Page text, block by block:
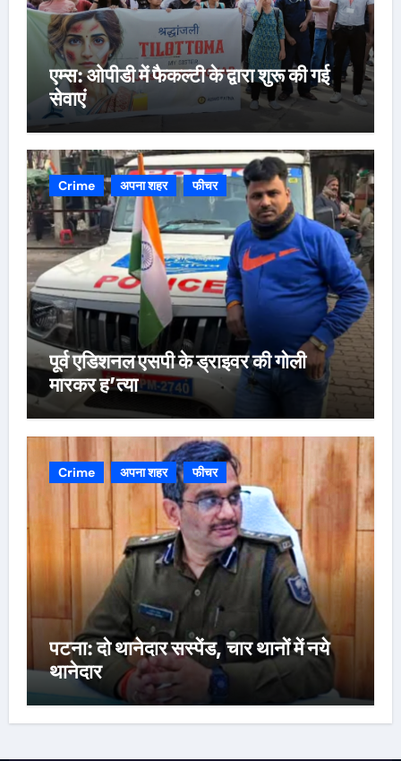
एम्स: ओपीडी में फैकल्टी के द्वारा शुरू की गई
सेवाएं
Crime अपना शहर फीचर
पूर्व एडिशनल एसपी के ड्राइवर की गोली
मारकर ह’त्या
Crime अपना शहर फीचर
पटना: दो थानेदार सस्पेंड, चार थानों में नये
थानेदार